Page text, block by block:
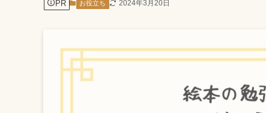
PR お役立ち 2024年3月20日